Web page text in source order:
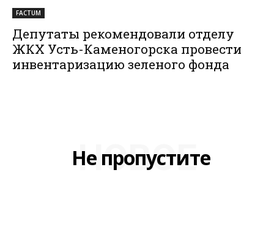
FACTUM
Депутаты рекомендовали отделу
ЖКХ Усть-Каменогорска провести
инвентаризацию зеленого фонда
Не пропустите
НОВОЕ